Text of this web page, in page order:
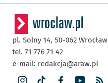
pl. Solny 14, 50-062 Wrocław
tel. 71 776 71 42
e-mail: redakcja@araw.pl